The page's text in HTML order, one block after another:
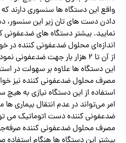
واقع این دستگاه ها سنسوری دارند که
دادن دست های تان زیر این
نمایید. بیشتر دستگاه های ضدعفونی
اندازه‌ای محلول ضدعفونی کننده در
از آن تا ۲ هزار بار جهت
این دستگاه ها علاوه بر سهولت در
مصرف محلول ضدعفونی کننده نیز
استفاده از این دستگاه نیازی به
امر می‌تواند در عدم انتقال بیماری ها
ضدعفونی کننده دست اتوماتیک می
مصرف محلول ضدعفونی کننده